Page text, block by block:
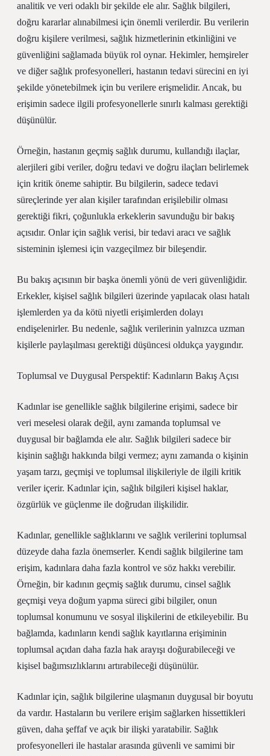
analitik ve veri odaklı bir şekilde ele alır. Sağlık bilgileri,
doğru kararlar alınabilmesi için önemli verilerdir. Bu verilerin
doğru kişilere verilmesi, sağlık hizmetlerinin etkinliğini ve
güvenliğini sağlamada büyük rol oynar. Hekimler, hemşireler
ve diğer sağlık profesyonelleri, hastanın tedavi sürecini en iyi
şekilde yönetebilmek için bu verilere erişmelidir. Ancak, bu
erişimin sadece ilgili profesyonellerle sınırlı kalması gerektiği
düşünülür.
Örneğin, hastanın geçmiş sağlık durumu, kullandığı ilaçlar,
alerjileri gibi veriler, doğru tedavi ve doğru ilaçları belirlemek
için kritik öneme sahiptir. Bu bilgilerin, sadece tedavi
süreçlerinde yer alan kişiler tarafından erişilebilir olması
gerektiği fikri, çoğunlukla erkeklerin savunduğu bir bakış
açısıdır. Onlar için sağlık verisi, bir tedavi aracı ve sağlık
sisteminin işlemesi için vazgeçilmez bir bileşendir.
Bu bakış açısının bir başka önemli yönü de veri güvenliğidir.
Erkekler, kişisel sağlık bilgileri üzerinde yapılacak olası hatalı
işlemlerden ya da kötü niyetli erişimlerden dolayı
endişelenirler. Bu nedenle, sağlık verilerinin yalnızca uzman
kişilerle paylaşılması gerektiği düşüncesi oldukça yaygındır.
Toplumsal ve Duygusal Perspektif: Kadınların Bakış Açısı
Kadınlar ise genellikle sağlık bilgilerine erişimi, sadece bir
veri meselesi olarak değil, aynı zamanda toplumsal ve
duygusal bir bağlamda ele alır. Sağlık bilgileri sadece bir
kişinin sağlığı hakkında bilgi vermez; aynı zamanda o kişinin
yaşam tarzı, geçmişi ve toplumsal ilişkileriyle de ilgili kritik
veriler içerir. Kadınlar için, sağlık bilgileri kişisel haklar,
özgürlük ve güçlenme ile doğrudan ilişkilidir.
Kadınlar, genellikle sağlıklarını ve sağlık verilerini toplumsal
düzeyde daha fazla önemserler. Kendi sağlık bilgilerine tam
erişim, kadınlara daha fazla kontrol ve söz hakkı verebilir.
Örneğin, bir kadının geçmiş sağlık durumu, cinsel sağlık
geçmişi veya doğum yapma süreci gibi bilgiler, onun
toplumsal konumunu ve sosyal ilişkilerini de etkileyebilir. Bu
bağlamda, kadınların kendi sağlık kayıtlarına erişiminin
toplumsal açıdan daha fazla hak arayışı doğurabileceği ve
kişisel bağımsızlıklarını artırabileceği düşünülür.
Kadınlar için, sağlık bilgilerine ulaşmanın duygusal bir boyutu
da vardır. Hastaların bu verilere erişim sağlarken hissettikleri
güven, daha şeffaf ve açık bir ilişki yaratabilir. Sağlık
profesyonelleri ile hastalar arasında güvenli ve samimi bir